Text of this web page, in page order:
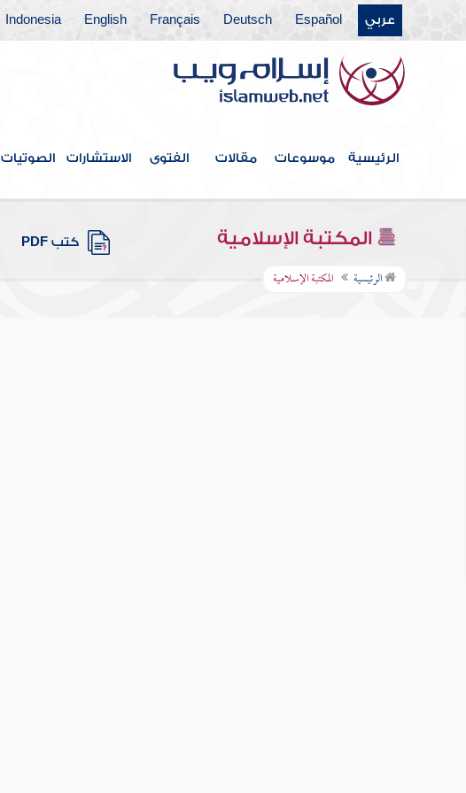
عربي Español
Deutsch
Français
English
Indonesia
الرئيسية موسوعات مقالات الفتوى الاستشارات الصوتيات
المكتبة الإسلامية كتب PDF
الرئيسية المكتبة الإسلامية